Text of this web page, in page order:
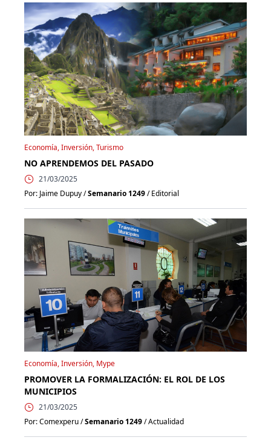
Economía, Inversión, Turismo
NO APRENDEMOS DEL PASADO
21/03/2025
Por: Jaime Dupuy /Semanario 1249/ Editorial
Economía, Inversión, Mype
PROMOVER LA FORMALIZACIÓN: EL ROL DE LOS
MUNICIPIOS
21/03/2025
Por: Comexperu /Semanario 1249/ Actualidad